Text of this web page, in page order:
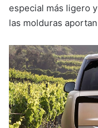
especial más ligero
las molduras